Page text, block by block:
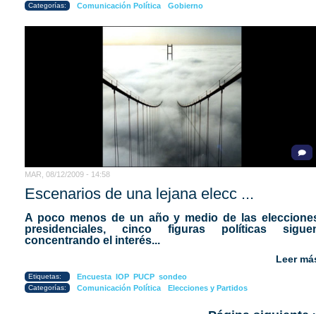
Categorías: Comunicación Política Gobierno
MAR, 08/12/2009 - 14:58
Escenarios de una lejana elecc ...
A poco menos de un año y medio de las
presidenciales, cinco figuras políticas
concentrando el interés...
Leer
Etiquetas: Encuesta IOP PUCP sondeo
Categorías: Comunicación Política Elecciones y Partidos